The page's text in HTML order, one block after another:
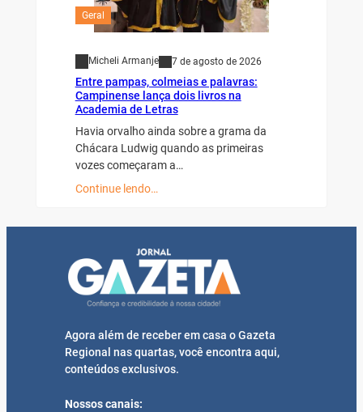
Geral
Micheli Armanje 7 de agosto de 2026
Entre pampas, colmeias e palavras:
Campinense lança dois livros na
Academia de Letras
Havia orvalho ainda sobre a grama da
Chácara Ludwig quando as primeiras
vozes começaram a…
Continue lendo…
Agora além de receber em casa o Gazeta
Regional nas quartas, você encontra aqui,
conteúdos exclusivos.
Nossos canais: